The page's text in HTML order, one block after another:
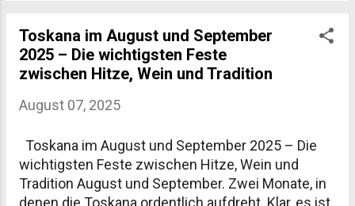
wann du besser wegbleibst, und wo du dein Geld
für Wein und Olivenöl wirklich gut anlegst.
Inhaltsverzeichnis Die Regionen der Toskana im
Olivenöl und Trüffel Beste Reisezeit Anreise und
statt Hotelkette Aktivitäten abseits der
Postkartenmotive Häufige Fragen zur Toskana
Toskana im August und September
2025 – Die wichtigsten Feste
zwischen Hitze, Wein und Tradition
August 07, 2025
Toskana im August und September 2025 – Die
wichtigsten Feste zwischen Hitze, Wein und
Tradition August und September. Zwei Monate, in